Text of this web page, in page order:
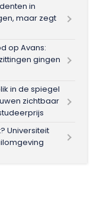
in
maar zegt
op Avans:
gingen
in de spiegel
zichtbaar
Universiteit